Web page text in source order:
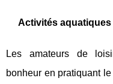
Activités
Les amateurs de
bonheur en pratiquant